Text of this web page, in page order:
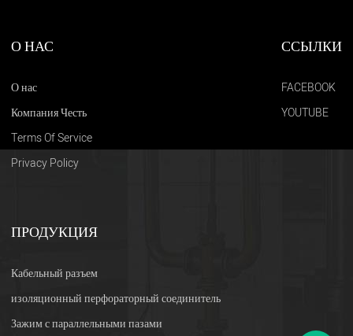
О НАС
О нас
Компания Честь
Terms Of Service
Privacy Policy
ССЫЛКИ
FACEBOOK
YOUTUBE
ПРОДУКЦИЯ
Кабельный разъем
изоляционный перфораторный соединитель
Зажим с параллельными пазами